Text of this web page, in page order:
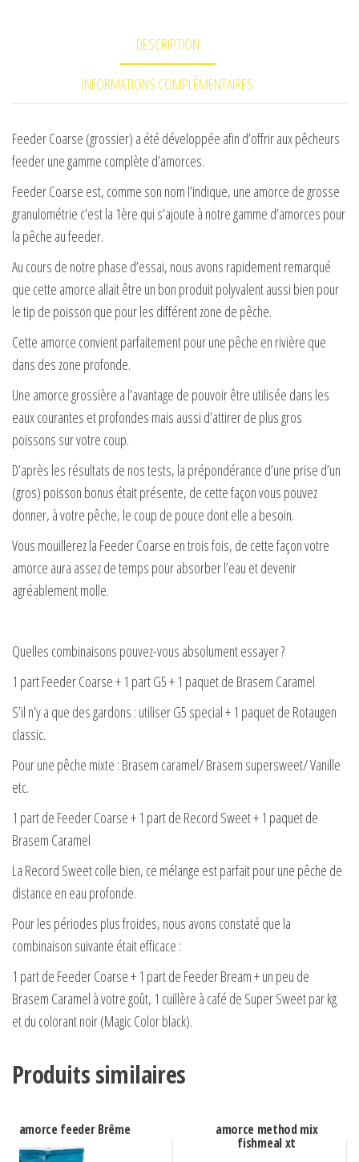
DESCRIPTION
INFORMATIONS COMPLÉMENTAIRES
Feeder Coarse (grossier) a été développée afin d’offrir aux pêcheurs
feeder une gamme complète d’amorces.
Feeder Coarse est, comme son nom l’indique, une amorce de grosse
granulométrie c’est la 1ère qui s’ajoute à notre gamme d’amorces pour
la pêche au feeder.
Au cours de notre phase d’essai, nous avons rapidement remarqué
que cette amorce allait être un bon produit polyvalent aussi bien pour
le tip de poisson que pour les différent zone de pêche.
Cette amorce convient parfaitement pour une pêche en rivière que
dans des zone profonde.
Une amorce grossière a l’avantage de pouvoir être utilisée dans les
eaux courantes et profondes mais aussi d’attirer de plus gros
poissons sur votre coup.
D’après les résultats de nos tests, la prépondérance d’une prise d’un
(gros) poisson bonus était présente, de cette façon vous pouvez
donner, à votre pêche, le coup de pouce dont elle a besoin.
Vous mouillerez la Feeder Coarse en trois fois, de cette façon votre
amorce aura assez de temps pour absorber l’eau et devenir
agréablement molle.
Quelles combinaisons pouvez-vous absolument essayer ?
1 part Feeder Coarse + 1 part G5 + 1 paquet de Brasem Caramel
S’il n’y a que des gardons : utiliser G5 special + 1 paquet de Rotaugen
classic.
Pour une pêche mixte : Brasem caramel/ Brasem supersweet/ Vanille
etc.
1 part de Feeder Coarse + 1 part de Record Sweet + 1 paquet de
Brasem Caramel
La Record Sweet colle bien, ce mélange est parfait pour une pêche de
distance en eau profonde.
Pour les périodes plus froides, nous avons constaté que la
combinaison suivante était efficace :
1 part de Feeder Coarse + 1 part de Feeder Bream + un peu de
Brasem Caramel à votre goût, 1 cuillère à café de Super Sweet par kg
et du colorant noir (Magic Color black).
Produits similaires
amorce feeder Brême amorce method mix
fishmeal xt